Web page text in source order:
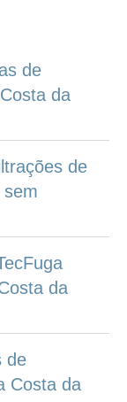
de
da
de
sem
da
de
Costa da